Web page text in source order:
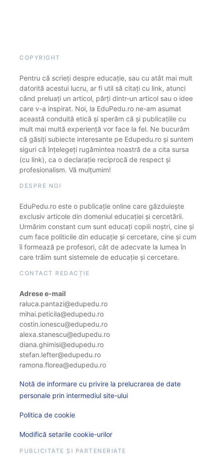
COPYRIGHT
Pentru că scrieți despre educație, sau cu atât mai mult
datorită acestui lucru, ar fi util să citați cu link, atunci
când preluați un articol, părți dintr-un articol sau o idee
care v-a inspirat. Noi, la EduPedu.ro ne-am asumat
această conduită etică și sperăm că și publicațiile cu
mult mai multă experiență vor face la fel. Ne bucurăm
că găsiți subiecte interesante pe Edupedu.ro și suntem
siguri că înțelegeți rugămintea noastră de a cita sursa
(cu link), ca o declarație reciprocă de respect și
profesionalism. Vă mulțumim!
DESPRE NOI
EduPedu.ro este o publicație online care găzduiește
exclusiv articole din domeniul educației și cercetării.
Urmărim constant cum sunt educați copiii noștri, cine și
cum face politicile din educație și cercetare, cine și cum
îi formează pe profesori, cât de adecvate la lumea în
care trăim sunt sistemele de educație și cercetare.
CONTACT REDACȚIE
Adrese e-mail
raluca.pantazi@edupedu.ro
mihai.peticila@edupedu.ro
costin.ionescu@edupedu.ro
alexa.stanescu@edupedu.ro
diana.ghimisi@edupedu.ro
stefan.lefter@edupedu.ro
ramona.florea@edupedu.ro
Notă de informare cu privire la prelucrarea de date
personale prin intermediul site-ului
Politica de cookie
Modifică setarile cookie-urilor
PUBLICITATE ȘI PARTENERIATE